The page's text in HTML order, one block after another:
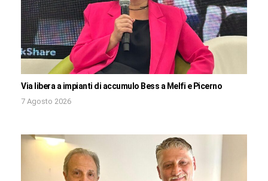
Via libera a impianti di accumulo Bess a Melfi e Picerno
7 Agosto 2026